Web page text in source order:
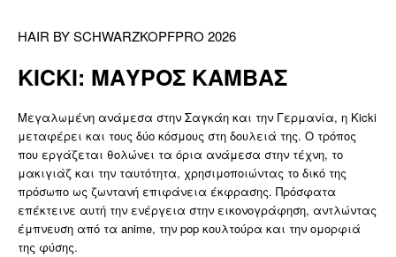
HAIR BY SCHWARZKOPFPRO 2026
KICKI: ΜΑΥΡΟΣ ΚΑΜΒΑΣ
Μεγαλωμένη ανάμεσα στην Σαγκάη και την Γερμανία, η Kicki
μεταφέρει και τους δύο κόσμους στη δουλειά της. Ο τρόπος
που εργάζεται θολώνει τα όρια ανάμεσα στην τέχνη, το
μακιγιάζ και την ταυτότητα, χρησιμοποιώντας το δικό της
πρόσωπο ως ζωντανή επιφάνεια έκφρασης. Πρόσφατα
επέκτεινε αυτή την ενέργεια στην εικονογράφηση, αντλώντας
έμπνευση από τα anime, την pop κουλτούρα και την ομορφιά
της φύσης.